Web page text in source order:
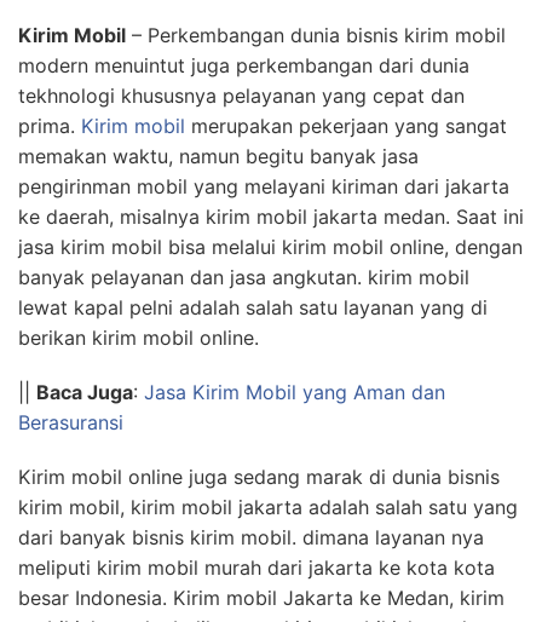
Kirim Mobil – Perkembangan dunia bisnis kirim mobil
modern menuintut juga perkembangan dari dunia
tekhnologi khususnya pelayanan yang cepat dan
prima. Kirim mobil merupakan pekerjaan yang sangat
memakan waktu, namun begitu banyak jasa
pengirinman mobil yang melayani kiriman dari jakarta
ke daerah, misalnya kirim mobil jakarta medan. Saat ini
jasa kirim mobil bisa melalui kirim mobil online, dengan
banyak pelayanan dan jasa angkutan. kirim mobil
lewat kapal pelni adalah salah satu layanan yang di
berikan kirim mobil online.
Baca Juga: Jasa Kirim Mobil yang Aman dan
Berasuransi
Kirim mobil online juga sedang marak di dunia bisnis
kirim mobil, kirim mobil jakarta adalah salah satu yang
dari banyak bisnis kirim mobil. dimana layanan nya
meliputi kirim mobil murah dari jakarta ke kota kota
besar Indonesia. Kirim mobil Jakarta ke Medan, kirim